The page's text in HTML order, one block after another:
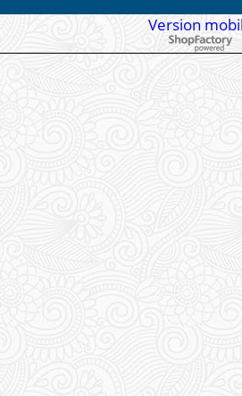
Version
Boutique en ligne créés avec le logiciel